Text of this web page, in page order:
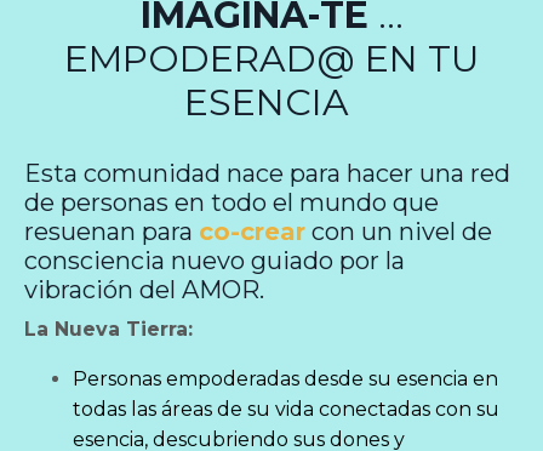
IMAGÍNA-TE ...
EMPODERAD@ EN TU
ESENCIA
Esta comunidad nace para hacer una red
de personas en todo el mundo que
resuenan para co-crear con un nivel de
consciencia nuevo guiado por la
vibración del AMOR.
La Nueva Tierra:
Personas empoderadas desde su esencia en
todas las áreas de su vida conectadas con su
esencia, descubriendo sus dones y